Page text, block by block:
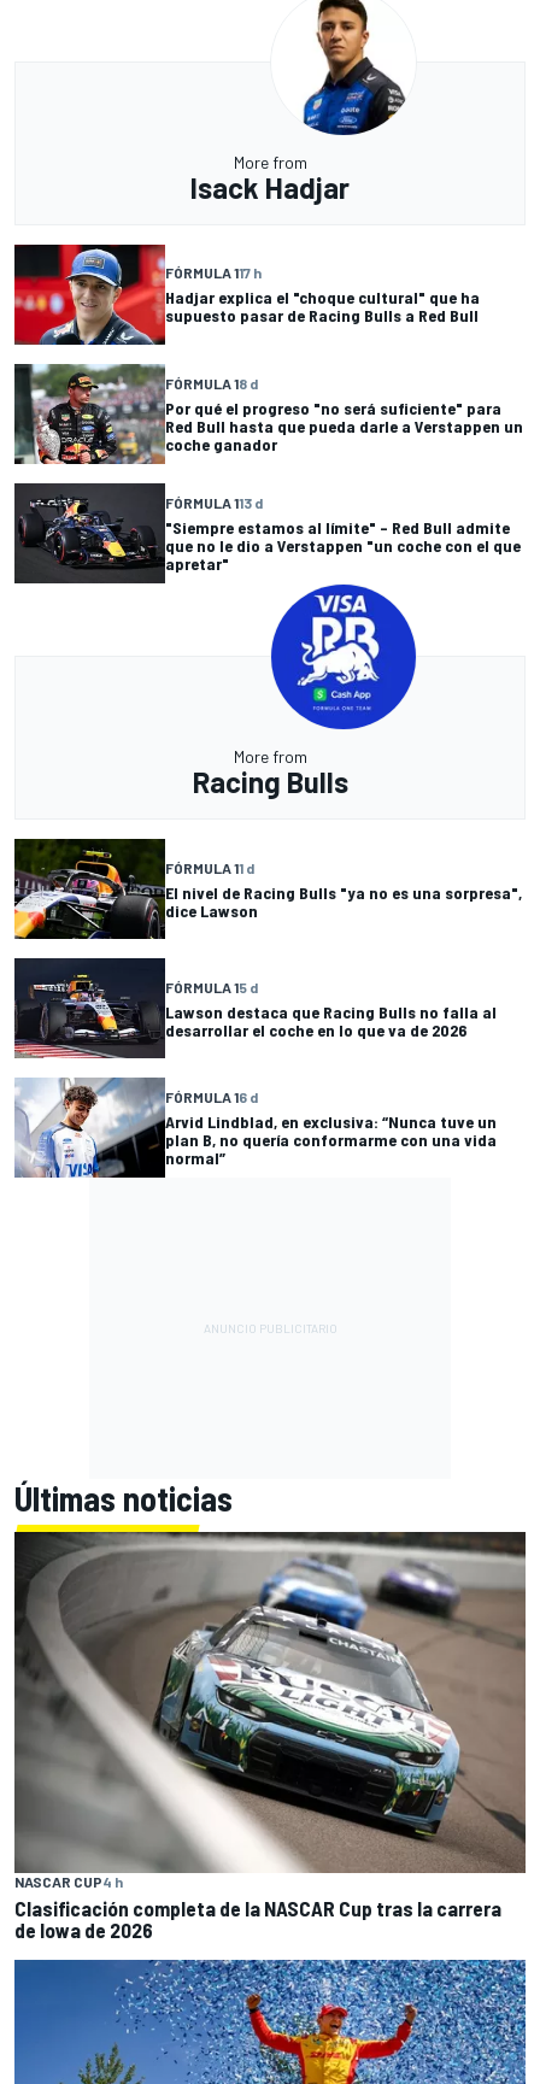
More from
Isack Hadjar
FÓRMULA 117 h
Hadjar explica el "choque cultural" que ha
supuesto pasar de Racing Bulls a Red Bull
FÓRMULA 18 d
Por qué el progreso "no será suficiente" para
Red Bull hasta que pueda darle a Verstappen un
coche ganador
FÓRMULA 113 d
"Siempre estamos al límite" – Red Bull admite
que no le dio a Verstappen "un coche con el que
apretar"
More from
Racing Bulls
FÓRMULA 11 d
El nivel de Racing Bulls "ya no es una sorpresa",
dice Lawson
FÓRMULA 15 d
Lawson destaca que Racing Bulls no falla al
desarrollar el coche en lo que va de 2026
FÓRMULA 16 d
Arvid Lindblad, en exclusiva: “Nunca tuve un
plan B, no quería conformarme con una vida
normal”
Últimas noticias
NASCAR CUP4 h
Clasificación completa de la NASCAR Cup tras la carrera
de Iowa de 2026